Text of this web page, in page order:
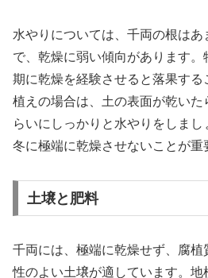
水やりについては、千両の根は
で、乾燥に弱い傾向があります
期に乾燥を経験させると落果す
植えの場合は、土の表面が乾いた
らいにしっかりと水やりをしまし
冬に極端に乾燥させないことが重
土壌と肥料
千両には、極端に乾燥せず、腐
性のよい土壌が適しています。